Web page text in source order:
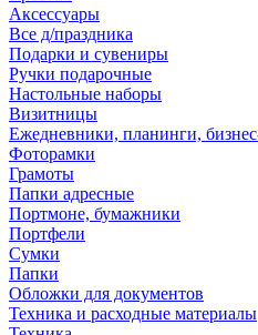
Аксессуары
Все д/праздника
Подарки и сувениры
Ручки подарочные
Настольные наборы
Визитницы
Ежедневники, планинги,
Фоторамки
Грамоты
Папки адресные
Портмоне, бумажники
Портфели
Сумки
Папки
Обложки для документов
Техника и расходные материалы